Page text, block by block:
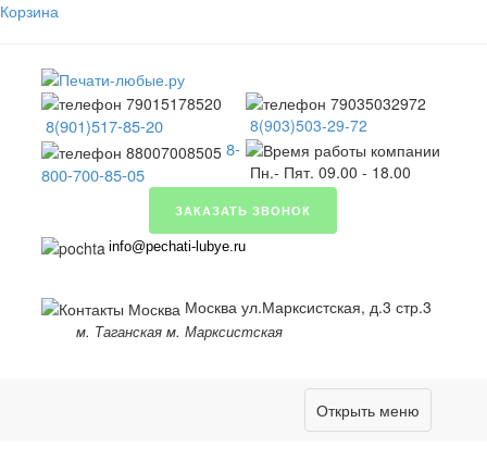
Корзина
8(901)517-85-20
8-
800-700-85-05
8(903)503-29-72
Пн.- Пят. 09.00 - 18.00
ЗАКАЗАТЬ ЗВОНОК
info@pechati-lubye.ru
Москва ул.Марксистская, д.3 стр.3
м. Таганская м. Марксистская
Открыть меню